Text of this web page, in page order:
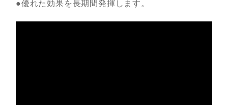
●優れた効果を長期間発揮します。